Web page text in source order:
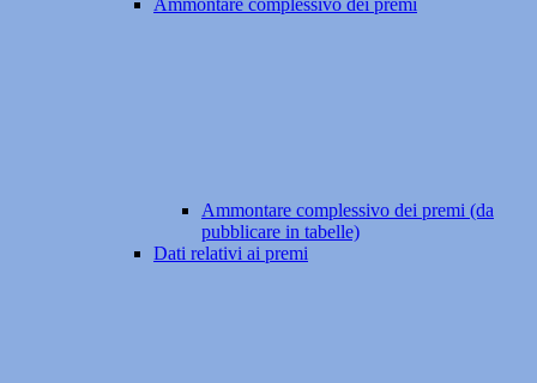
Ammontare complessivo dei premi
Ammontare complessivo dei premi (da
pubblicare in tabelle)
Dati relativi ai premi